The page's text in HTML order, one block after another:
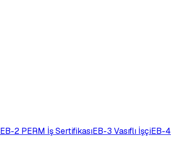
EB-2 PERM İş SertifikasıEB-3 Vasıflı İşçiEB-4